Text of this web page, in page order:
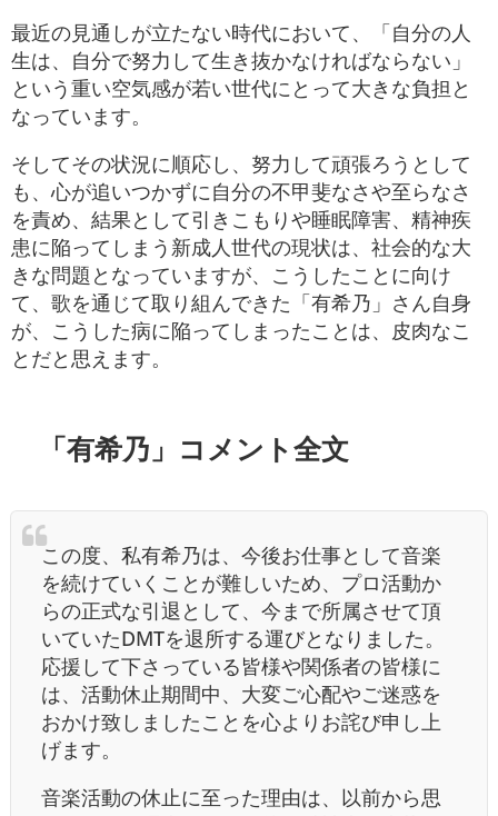
最近の見通しが立たない時代において、「自分の人
生は、自分で努力して生き抜かなければならない」
という重い空気感が若い世代にとって大きな負担と
なっています。
そしてその状況に順応し、努力して頑張ろうとして
も、心が追いつかずに自分の不甲斐なさや至らなさ
を責め、結果として引きこもりや睡眠障害、精神疾
患に陥ってしまう新成人世代の現状は、社会的な大
きな問題となっていますが、こうしたことに向け
て、歌を通じて取り組んできた「有希乃」さん自身
が、こうした病に陥ってしまったことは、皮肉なこ
とだと思えます。
「有希乃」コメント全文
この度、私有希乃は、今後お仕事として音楽
を続けていくことが難しいため、プロ活動か
らの正式な引退として、今まで所属させて頂
いていたDMTを退所する運びとなりました。
応援して下さっている皆様や関係者の皆様に
は、活動休止期間中、大変ご心配やご迷惑を
おかけ致しましたことを心よりお詫び申し上
げます。
音楽活動の休止に至った理由は、以前から思